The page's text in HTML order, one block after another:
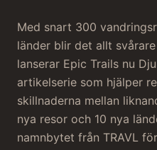
Med snart 300
länder blir det allt
lanserar Epic Trails nu
artikelserie som hjälper
skillnaderna mellan
nya resor och 10 nya
namnbytet från TRAVL